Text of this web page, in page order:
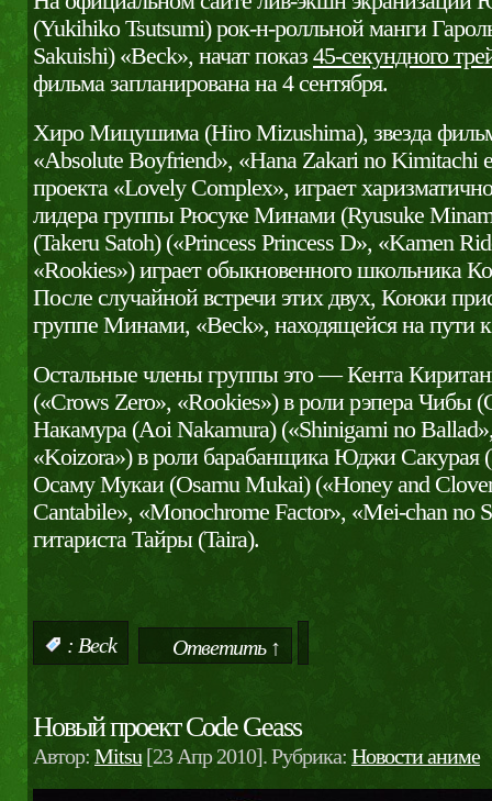
(Yukihiko Tsutsumi) рок-н-ролльной манги
Sakuishi) «Beck», начат показ 45-секундного
фильма запланирована на 4 сентября.
Хиро Мицушима (Hiro Mizushima), звезда
«Absolute Boyfriend», «Hana Zakari no Kimitachi
проекта «Lovely Complex», играет
лидера группы Рюсуке Минами (Ryusuke
(Takeru Satoh) («Princess Princess D», «Kamen
«Rookies») играет обыкновенного школьника
После случайной встречи этих двух, Коюки
группе Минами, «Beck», находящейся на пути
Остальные члены группы это — Кента
(«Crows Zero», «Rookies») в роли рэпера Чибы
Накамура (Aoi Nakamura) («Shinigami no
«Koizora») в роли барабанщика Юджи Сакурая
Осаму Мукаи (Osamu Mukai) («Honey and
Cantabile», «Monochrome Factor», «Mei-chan no
гитариста Тайры (Taira).
: Beck Ответить ↑
Новый проект Code Geass
Автор: Mitsu [23 Апр 2010]. Рубрика: Новости аниме